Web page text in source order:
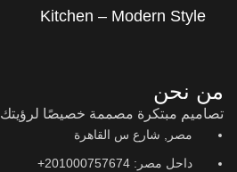
Kitchen – Modern Style
من نحن
تصاميم مبتكرة مصممة خصيصًا لرؤيتك
مصر, شارع س القاهرة
داحل مصر: 201000757674+